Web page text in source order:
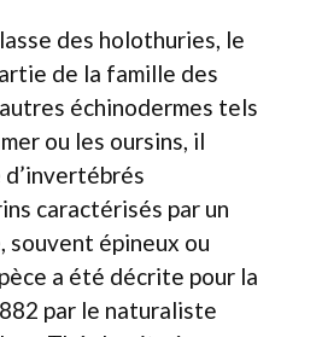
des holothuries, le
de la famille des
échinodermes tels
ou les oursins, il
caractérisés par un
épineux ou
a été décrite pour la
par le naturaliste